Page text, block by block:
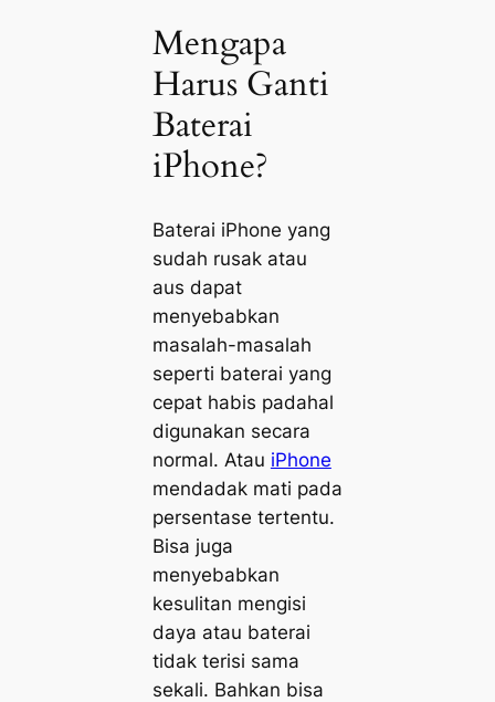
Mengapa
Harus Ganti
Baterai
iPhone?
Baterai iPhone yang
sudah rusak atau
aus dapat
menyebabkan
masalah-masalah
seperti baterai yang
cepat habis padahal
digunakan secara
normal. Atau iPhone
mendadak mati pada
persentase tertentu.
Bisa juga
menyebabkan
kesulitan mengisi
daya atau baterai
tidak terisi sama
sekali. Bahkan bisa